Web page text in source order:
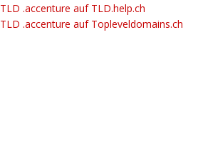
TLD .accenture auf TLD.help.ch
TLD .accenture auf Topleveldomains.ch